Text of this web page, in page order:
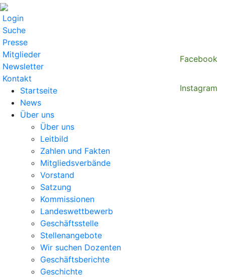
Login
Facebook
Instagram
Suche
Presse
Mitglieder
Newsletter
Kontakt
Startseite
News
Über uns
Über uns
Leitbild
Zahlen und Fakten
Mitgliedsverbände
Vorstand
Satzung
Kommissionen
Landeswettbewerb
Geschäftsstelle
Stellenangebote
Wir suchen Dozenten
Geschäftsberichte
Geschichte